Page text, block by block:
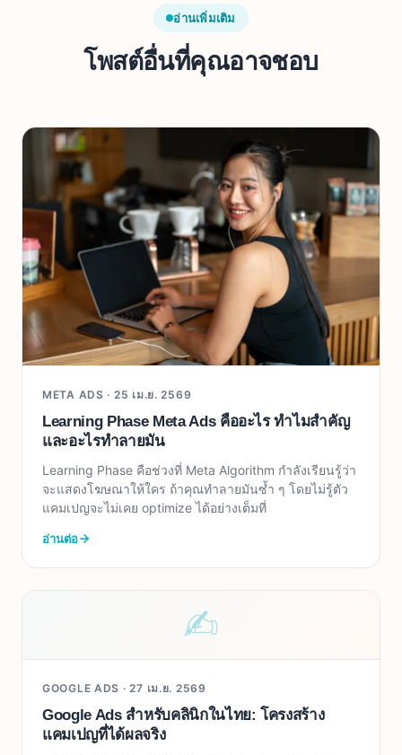
อ่านเพิ่มเติม
โพสต์อื่นที่คุณอาจชอบ
META ADS · 25 เม.ย. 2569
Learning Phase Meta Ads คืออะไร ทำไมสำคัญ
และอะไรทำลายมัน
Learning Phase คือช่วงที่ Meta Algorithm กำลังเรียนรู้ว่า
จะแสดงโฆษณาให้ใคร ถ้าคุณทำลายมันซ้ำ ๆ โดยไม่รู้ตัว
แคมเปญจะไม่เคย optimize ได้อย่างเต็มที่
อ่านต่อ
✍︎
GOOGLE ADS ·27 เม.ย. 2569
Google Ads สำหรับคลินิกในไทย: โครงสร้าง
แคมเปญที่ได้ผลจริง